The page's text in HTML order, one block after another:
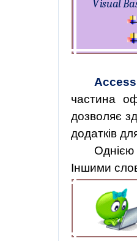
Visual
Access
частина
дозволяє
додатків
Іншими